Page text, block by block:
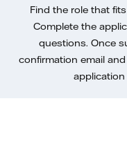
Find the role that
Complete the
questions. Once
confirmation email